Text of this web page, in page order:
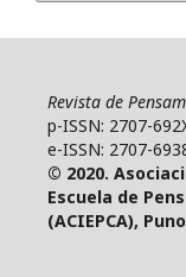
Revista de
p-ISSN: 2707-
e-ISSN: 2707-
© 2020.
Escuela de
(ACIEPCA),